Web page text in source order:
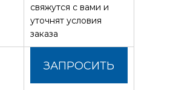
свяжутся с вами и
уточнят условия
заказа
ЗАПРОСИТЬ